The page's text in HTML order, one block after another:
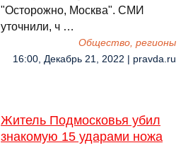
"Осторожно, Москва". СМИ
уточнили, ч …
Общество, регионы
16:00, Декабрь 21, 2022 | pravda.ru
Житель Подмосковья убил
знакомую 15 ударами ножа